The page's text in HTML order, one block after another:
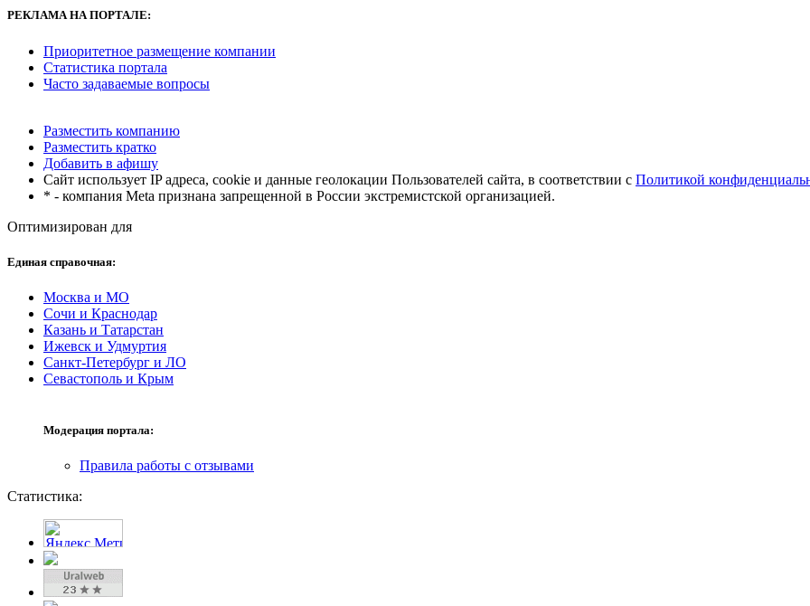
РЕКЛАМАНА ПОРТАЛЕ:
Приоритетное размещение компании
Статистика портала
Часто задаваемые вопросы
Разместить компанию
Разместить кратко
Добавить в афишу
Сайт использует IP адреса, cookie и данные геолокации Пользователей сайта, в соответствии с Политикой
* - компания Meta признана запрещенной в России экстремистской организацией.
Оптимизирован для
Единая справочная:
Москва и МО
Сочи и Краснодар
Казань и Татарстан
Ижевск и Удмуртия
Санкт-Петербург и ЛО
Севастополь и Крым
Модерация портала:
Правила работы с отзывами
Статистика: